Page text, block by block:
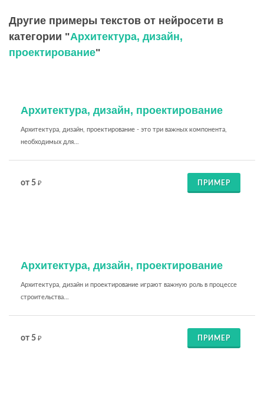
Другие примеры текстов от нейросети в
категории "Архитектура, дизайн,
проектирование"
Архитектура, дизайн, проектирование
Архитектура, дизайн, проектирование - это три важных компонента,
необходимых для...
от 5 ₽ ПРИМЕР
Архитектура, дизайн, проектирование
Архитектура, дизайн и проектирование играют важную роль в процессе
строительства...
от 5 ₽ ПРИМЕР